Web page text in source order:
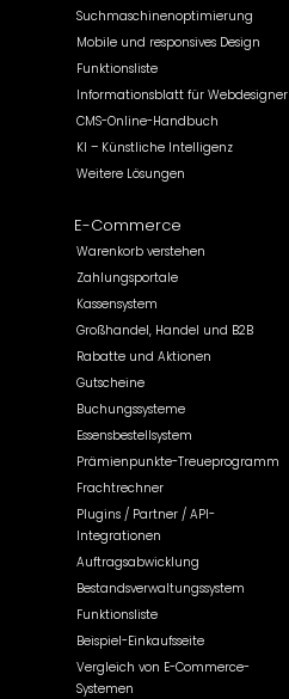
Suchmaschinenoptimierung
Mobile und responsives Design
Funktionsliste
Informationsblatt für Webdesigner
CMS-Online-Handbuch
KI – Künstliche Intelligenz
Weitere Lösungen
E-Commerce
Warenkorb verstehen
Zahlungsportale
Kassensystem
Großhandel, Handel und B2B
Rabatte und Aktionen
Gutscheine
Buchungssysteme
Essensbestellsystem
Prämienpunkte-Treueprogramm
Frachtrechner
Plugins / Partner / API-
Integrationen
Auftragsabwicklung
Bestandsverwaltungssystem
Funktionsliste
Beispiel-Einkaufsseite
Vergleich von E-Commerce-
Systemen